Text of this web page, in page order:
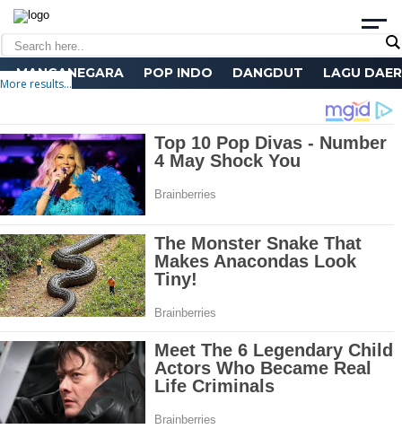
More results...
MANCANEGARA POP INDO DANGDUT LAGU